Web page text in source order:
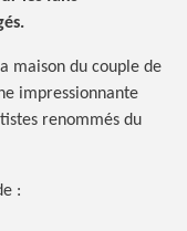
maison du couple de
impressionnante
renommés du
: